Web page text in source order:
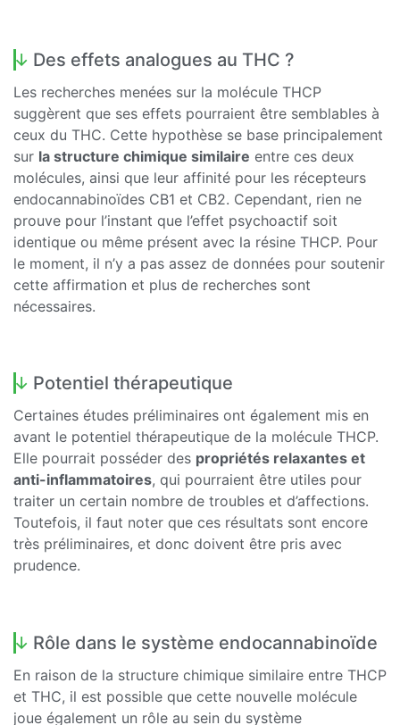
Des effets analogues au THC ?
Les recherches menées sur la molécule THCP
suggèrent que ses effets pourraient être semblables à
ceux du THC. Cette hypothèse se base principalement
sur la structure chimique similaire entre ces deux
molécules, ainsi que leur affinité pour les récepteurs
endocannabinoïdes CB1 et CB2. Cependant, rien ne
prouve pour l’instant que l’effet psychoactif soit
identique ou même présent avec la résine THCP. Pour
le moment, il n’y a pas assez de données pour soutenir
cette affirmation et plus de recherches sont
nécessaires.
Potentiel thérapeutique
Certaines études préliminaires ont également mis en
avant le potentiel thérapeutique de la molécule THCP.
Elle pourrait posséder des propriétés relaxantes et
anti-inflammatoires, qui pourraient être utiles pour
traiter un certain nombre de troubles et d’affections.
Toutefois, il faut noter que ces résultats sont encore
très préliminaires, et donc doivent être pris avec
prudence.
Rôle dans le système endocannabinoïde
En raison de la structure chimique similaire entre THCP
et THC, il est possible que cette nouvelle molécule
joue également un rôle au sein du système